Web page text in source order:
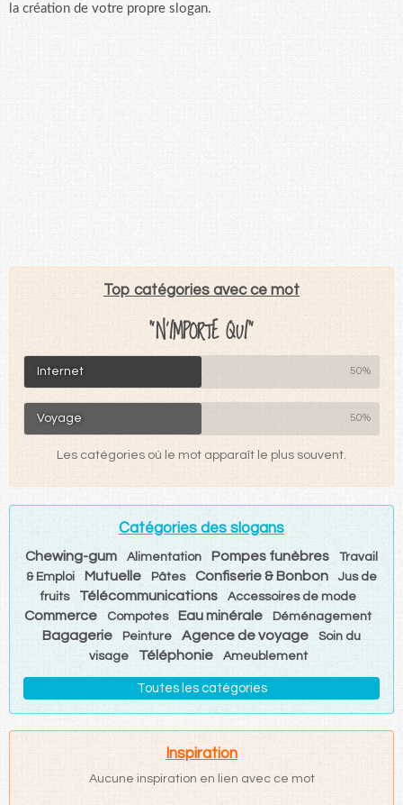
la création de votre propre slogan.
Top catégories avec ce mot
"N'IMPORTE QUI"
Internet 50%
Voyage 50%
Les catégories où le mot apparaît le plus souvent.
Catégories des slogans
Chewing-gum Alimentation Pompes funèbres
Travail
& Emploi
Mutuelle Pâtes Confiserie & Bonbon
Jus de
fruits
Télécommunications Accessoires de mode
Commerce Compotes Eau minérale Déménagement
Bagagerie Peinture Agence de voyage
Soin du
visage
Téléphonie Ameublement
Toutes les catégories
Inspiration
Aucune inspiration en lien avec ce mot